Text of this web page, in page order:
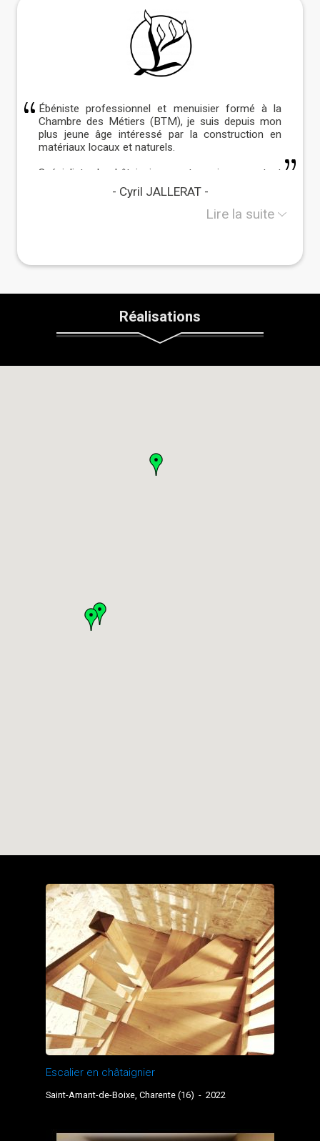
Ébéniste professionnel et menuisier formé à la
Chambre des Métiers (BTM), je suis depuis mon
plus jeune âge intéressé par la construction en
matériaux locaux et naturels.
Spécialiste du châtaignier, ayant appris au contact
de plusieurs artisans de Charente et du Limousin
(feuillardiers), une partie de mon activité consiste à
éclaircir des taillis et à transformer les grumes en
accompagnement à l'auto-construction sur des
menuiseries, isolation paille).
Nous commençons à proposer plus régulièrement
Cyril JALLERAT
Lire la suite
Réalisations
Escalier en châtaignier
Saint-Amant-de-Boixe, Charente (16) - 2022